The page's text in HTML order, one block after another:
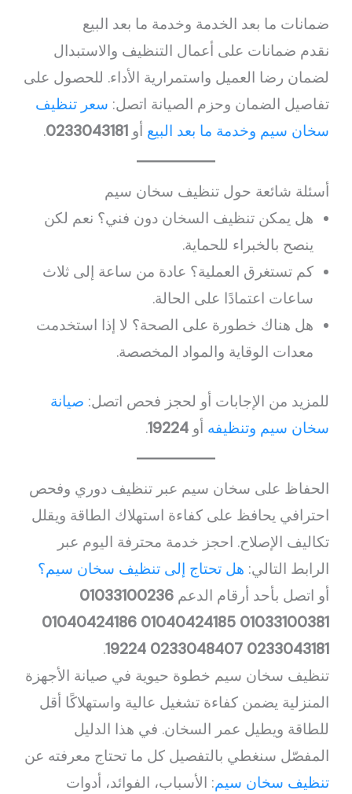
ضمانات ما بعد الخدمة وخدمة ما بعد البيع
نقدم ضمانات على أعمال التنظيف والاستبدال
لضمان رضا العميل واستمرارية الأداء. للحصول على
تفاصيل الضمان وحزم الصيانة اتصل: سعر تنظيف
سخان سيم وخدمة ما بعد البيع أو0233043181
.
أسئلة شائعة حول تنظيف سخان سيم
هل يمكن تنظيف السخان دون فني؟ نعم لكن
ينصح بالخبراء للحماية.
كم تستغرق العملية؟ عادة من ساعة إلى ثلاث
ساعات اعتمادًا على الحالة.
هل هناك خطورة على الصحة؟ لا إذا استخدمت
معدات الوقاية والمواد المخصصة.
للمزيد من الإجابات أو لحجز فحص اتصل: صيانة
سخان سيم وتنظيفه أو19224
.
الحفاظ على سخان سيم عبر تنظيف دوري وفحص
احترافي يحافظ على كفاءة استهلاك الطاقة ويقلل
تكاليف الإصلاح. احجز خدمة محترفة اليوم عبر
الرابط التالي: هل تحتاج إلى تنظيف سخان سيم؟
أو اتصل بأحد أرقام الدعم01033100236
01033100381
01040424185
01040424186
0233043181
0233048407
19224
.
تنظيف سخان سيم خطوة حيوية في صيانة الأجهزة
المنزلية يضمن كفاءة تشغيل عالية واستهلاكًا أقل
للطاقة ويطيل عمر السخان. في هذا الدليل
المفصّل سنغطي بالتفصيل كل ما تحتاج معرفته عن
تنظيف سخان سيم: الأسباب، الفوائد، أدوات